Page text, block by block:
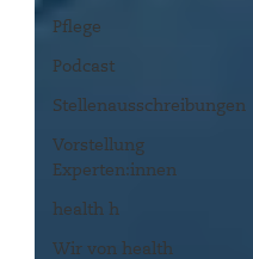
Pflege
Podcast
Stellenausschreibungen
Vorstellung
Experten:innen
health h
Wir von health